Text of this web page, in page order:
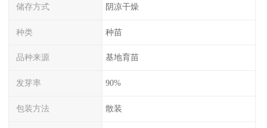
储存方式 阴凉干燥
种类 种苗
品种来源 基地育苗
发芽率 90%
包装方法 散装